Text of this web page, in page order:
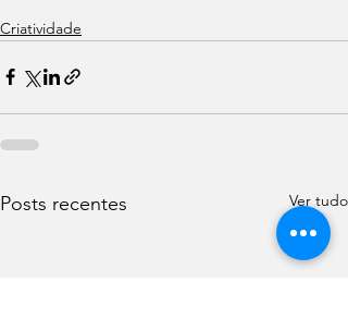
Criatividade
Posts recentes Ver tudo